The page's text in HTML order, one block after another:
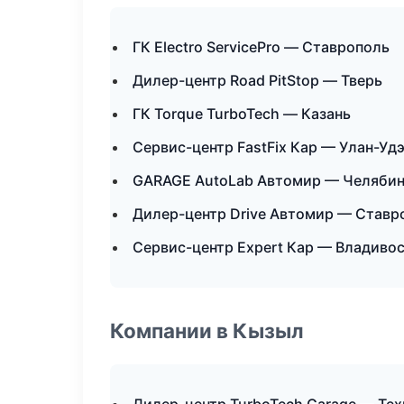
ГК Electro ServicePro — Ставрополь
Дилер-центр Road PitStop — Тверь
ГК Torque TurboTech — Казань
Сервис-центр FastFix Кар — Улан-Удэ
GARAGE AutoLab Автомир —
Дилер-центр Drive Автомир —
Сервис-центр Expert Кар —
Компании в Кызыл